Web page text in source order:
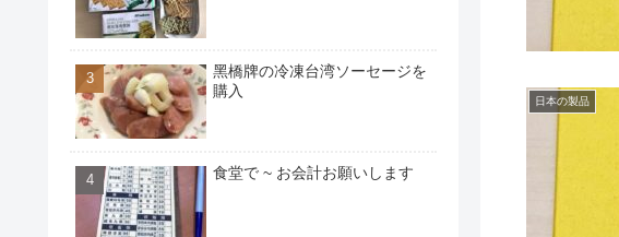
日本の製品
黑橋牌の冷凍台湾ソーセージを
購入
食堂で ~ お会計お願いします